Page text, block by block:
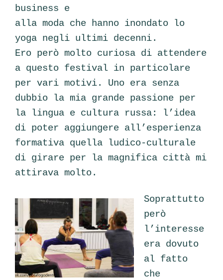
business e
alla moda che hanno inondato lo
yoga negli ultimi decenni.
Ero però molto curiosa di attendere
a questo festival in particolare
per vari motivi. Uno era senza
dubbio la mia grande passione per
la lingua e cultura russa: l’idea
di poter aggiungere all’esperienza
formativa quella ludico-culturale
di girare per la magnifica città mi
attirava molto.
Soprattutto
però
l’interesse
era dovuto
al fatto
che